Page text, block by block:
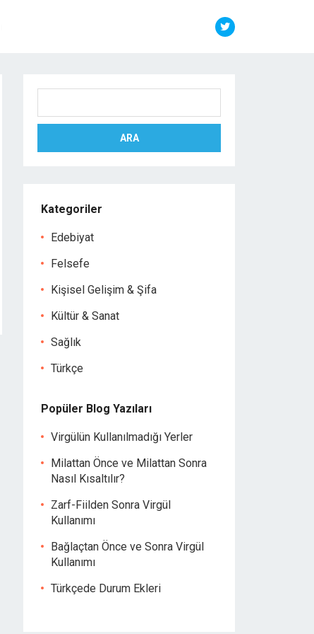
ARA
Kategoriler
Edebiyat
Felsefe
Kişisel Gelişim & Şifa
Kültür & Sanat
Sağlık
Türkçe
Popüler Blog Yazıları
Virgülün Kullanılmadığı Yerler
Milattan Önce ve Milattan Sonra
Nasıl Kısaltılır?
Zarf-Fiilden Sonra Virgül
Kullanımı
Bağlaçtan Önce ve Sonra Virgül
Kullanımı
Türkçede Durum Ekleri